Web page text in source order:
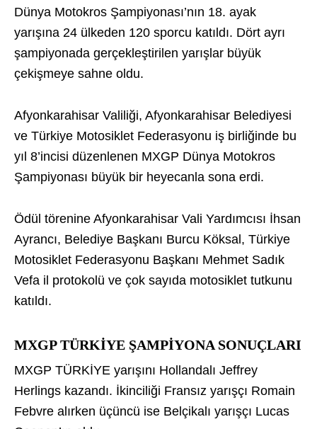
Dünya Motokros Şampiyonası’nın 18. ayak
yarışına 24 ülkeden 120 sporcu katıldı. Dört ayrı
şampiyonada gerçekleştirilen yarışlar büyük
çekişmeye sahne oldu.
Afyonkarahisar Valiliği, Afyonkarahisar Belediyesi
ve Türkiye Motosiklet Federasyonu iş birliğinde bu
yıl 8’incisi düzenlenen MXGP Dünya Motokros
Şampiyonası büyük bir heyecanla sona erdi.
Ödül törenine Afyonkarahisar Vali Yardımcısı İhsan
Ayrancı, Belediye Başkanı Burcu Köksal, Türkiye
Motosiklet Federasyonu Başkanı Mehmet Sadık
Vefa il protokolü ve çok sayıda motosiklet tutkunu
katıldı.
MXGP TÜRKİYE ŞAMPİYONA SONUÇLARI
MXGP TÜRKİYE yarışını Hollandalı Jeffrey
Herlings kazandı. İkinciliği Fransız yarışçı Romain
Febvre alırken üçüncü ise Belçikalı yarışçı Lucas